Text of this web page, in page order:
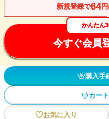
新規登録で64
かんたん
今すぐ会員
購入手
カー
お気に入り